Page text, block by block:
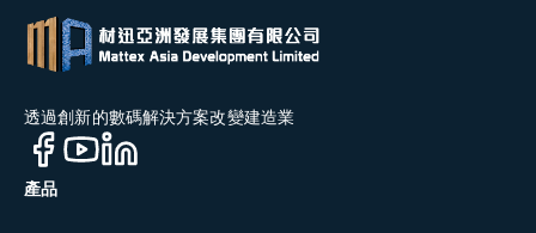
透過創新的數碼解決方案改變建造業
產品